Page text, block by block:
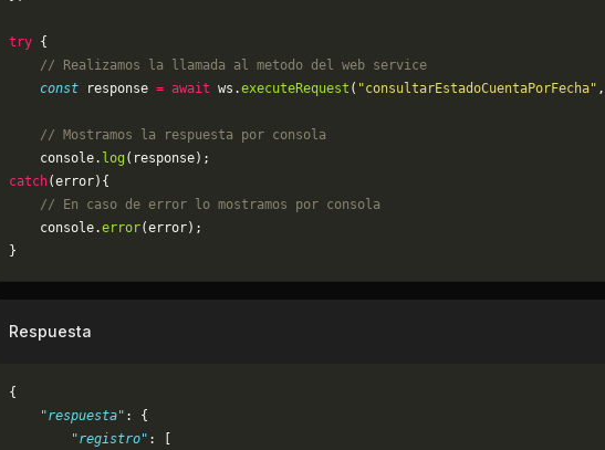
try {
    // Realizamos la llamada al metodo del web service
    const
response = await ws.executeRequest ( "consultarEstadoCuentaPorFecha"
    // Mostramos la respuesta por consola
    console.
log (response);
catch(error){
    // En caso de error lo mostramos por consola
	console.
error(error);
}
Respuesta
{
    "respuesta"
: {
        "registro"
: [